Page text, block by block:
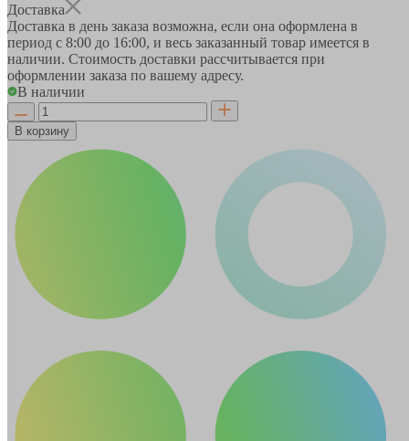
Доставка
Доставка в день заказа возможна, если она оформлена в
период с 8:00 до 16:00, и весь заказанный товар имеется в
наличии. Стоимость доставки рассчитывается при
оформлении заказа по вашему адресу.
В наличии
В корзину